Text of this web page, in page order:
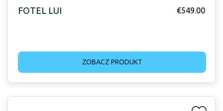
FOTEL LUI €549.00
ZOBACZ PRODUKT